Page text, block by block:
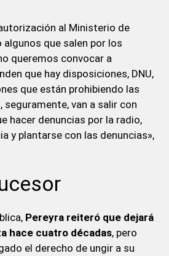
al Ministerio de
algunos que salen por los
queremos convocar a
que hay disposiciones, DNU,
que están prohibiendo las
seguramente, van a salir con
hacer denuncias por la radio,
y plantarse con las denuncias»,
Pereyra reiteró que dejará
hace cuatro décadas, pero
el derecho de ungir a su